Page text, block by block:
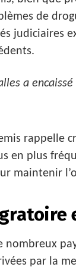
de
judiciaires
a
rappelle
en plus
maintenir
nombreux
par la